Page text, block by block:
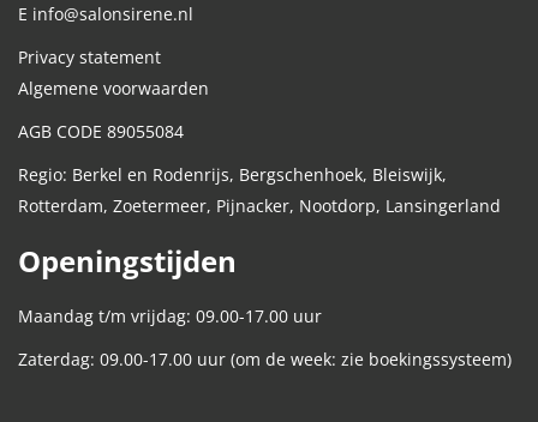
E info@salonsirene.nl
Privacy statement
Algemene voorwaarden
AGB CODE 89055084
Regio: Berkel en Rodenrijs, Bergschenhoek, Bleiswijk,
Rotterdam, Zoetermeer, Pijnacker, Nootdorp, Lansingerland
Openingstijden
Maandag t/m vrijdag: 09.00-17.00 uur
Zaterdag: 09.00-17.00 uur (om de week: zie boekingssysteem)